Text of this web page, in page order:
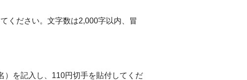
ください。文字数は2,000字以内、冒
）を記入し、110円切手を貼付してくだ